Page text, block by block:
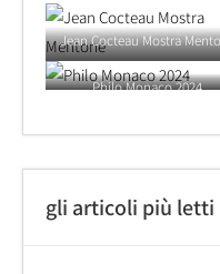
Jean Cocteau Mostra
Philo Monaco 2024
gli articoli più letti